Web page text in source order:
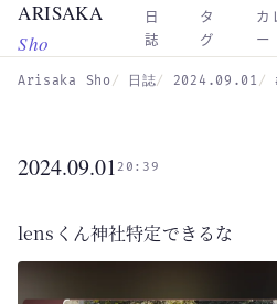
Skip to main content
ARISAKA
Sho
日
誌
タ
グ
カ
ー
Arisaka Sho 日誌 2024.09.01
2024.09.01 20:39
lensくん神社特定できるな